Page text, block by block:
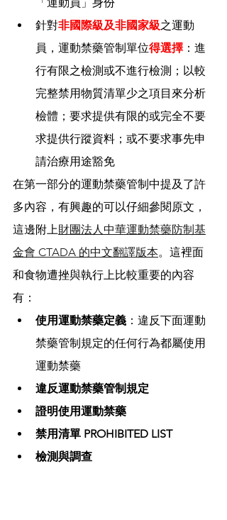
「運動員」身份
針對非國際級及非國家級之運動
員，運動禁藥管制單位得選擇 ：進
行有限之檢測或不進行檢測；以較
完整禁用物質清單少之項目來分析
檢體；要求提供有限的或完全不要
求提供行蹤資料；或不要求事先申
請治療用途豁免
在第一部分的運動禁藥管制中提及了許
多內容，有興趣的可以仔細參閱原文，
這邊附上財團法人中華運動禁藥防制基
金會 CTADA 的中文翻譯版本。這裡面
和食物遭挫與執行上比較重要的內容
有：
使用運動禁藥定義 ：違反下面運動
禁藥管制規定的任何行為都屬使用
運動禁藥
違反運動禁藥管制規定
證明使用運動禁藥
禁用清單 PROHIBITED LIST
檢測與調查